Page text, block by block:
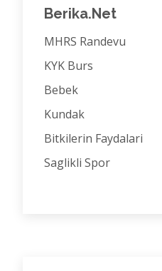
Berika.Net
MHRS Randevu
KYK Burs
Bebek
Kundak
Bitkilerin Faydalari
Saglikli Spor